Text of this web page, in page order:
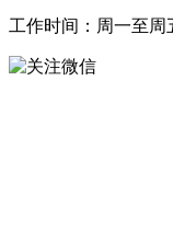
工作时间：周一至周